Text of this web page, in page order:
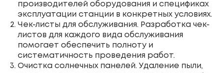
производителей оборудования и спецификах
эксплуатации станции в конкретных условиях.
Чек-листы для обслуживания. Разработка чек-
листов для каждого вида обслуживания
помогает обеспечить полноту и
систематичность проведения работ.
Очистка солнечных панелей. Удаление пыли,